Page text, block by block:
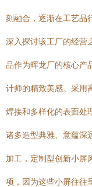
刻融合，逐渐在工艺品
深入探讨该工厂的经营
品作为晖龙厂的核心产
计师的精致美感。采用
焊接和多样化的表面处
诸多造型典雅、意蕴深
加工，定制型创新小屏
项，因为这些小屏往往